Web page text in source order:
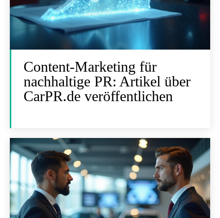
Content-Marketing für
nachhaltige PR: Artikel über
CarPR.de veröffentlichen